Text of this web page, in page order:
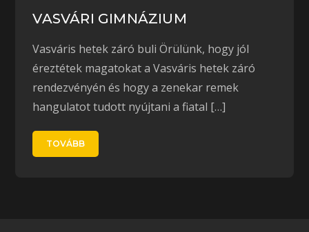
VASVÁRI GIMNÁZIUM
Vasváris hetek záró buli Örülünk, hogy jól
éreztétek magatokat a Vasváris hetek záró
rendezvényén és hogy a zenekar remek
hangulatot tudott nyújtani a fiatal […]
TOVÁBB